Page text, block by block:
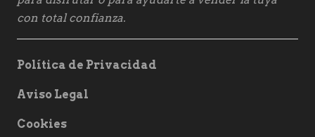
con total confianza.
Política de Privacidad
Aviso Legal
Cookies